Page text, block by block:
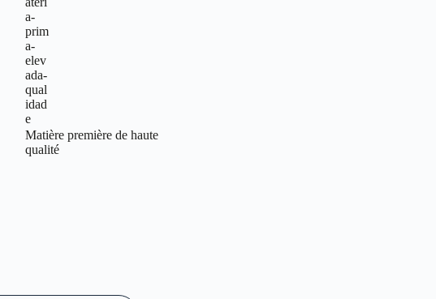
Matière première de haute
qualité